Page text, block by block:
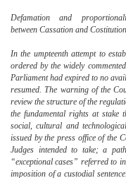
Defamation and
between Cassation and
In the umpteenth attempt to
ordered by the widely
Parliament had expired to no
resumed. The warning of the
review the structure of the
the fundamental rights at stake
social, cultural and
issued by the press office of the
Judges intended to take; a
“exceptional cases” referred to
imposition of a custodial